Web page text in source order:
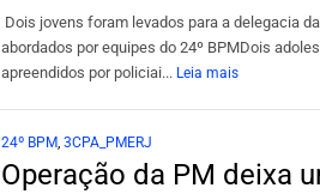
Dois jovens foram levados para a delegacia
abordados por equipes do 24º BPMDois
apreendidos por policiai... Leia mais
24º BPM, 3CPA_PMERJ
Operação da PM deixa